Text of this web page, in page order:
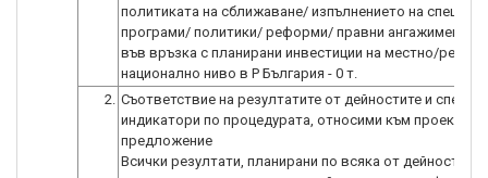
политиката на сближаване/ изпълнението на
програми/ политики/ реформи/ правни ангажименти
във връзка с планирани инвестиции на местно/
2. Съответствие на резултатите от дейностите и
индикатори по процедурата, относими към
предложение
Всички резултати, планирани по всяка от дейностите,